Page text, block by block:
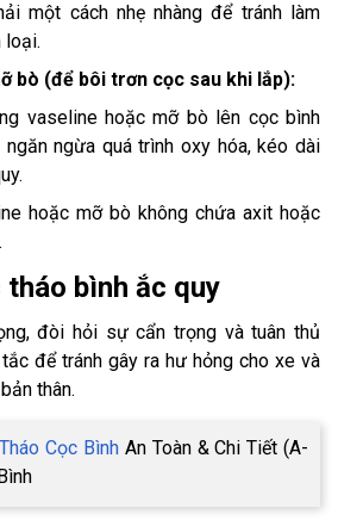
một cách nhẹ nhàng để tránh làm
loại.
bò (để bôi trơn cọc sau khi lắp):
vaseline hoặc mỡ bò lên cọc bình
ngừa quá trình oxy hóa, kéo dài
hoặc mỡ bò không chứa axit hoặc
bình ắc quy
đòi hỏi sự cẩn trọng và tuân thủ
để tránh gây ra hư hỏng cho xe và
thân.
Cọc Bình An Toàn & Chi Tiết (A-